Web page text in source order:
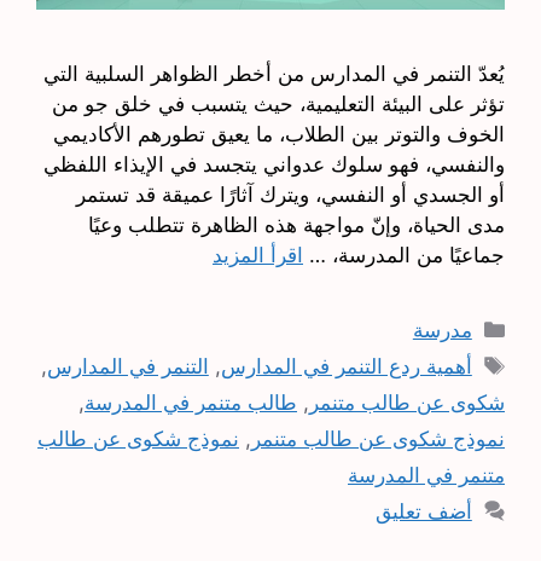
يُعدّ التنمر في المدارس من أخطر الظواهر السلبية التي
تؤثر على البيئة التعليمية، حيث يتسبب في خلق جو من
الخوف والتوتر بين الطلاب، ما يعيق تطورهم الأكاديمي
والنفسي، فهو سلوك عدواني يتجسد في الإيذاء اللفظي
أو الجسدي أو النفسي، ويترك آثارًا عميقة قد تستمر
مدى الحياة، وإنّ مواجهة هذه الظاهرة تتطلب وعيًا
جماعيًا من المدرسة، … اقرأ المزيد
التصنيفات
مدرسة
الوسوم
أهمية ردع التنمر في المدارس, التنمر في المدارس,
شكوى عن طالب متنمر , طالب متنمر في المدرسة,
نموذج شكوى عن طالب متنمر , نموذج شكوى عن طالب
متنمر في المدرسة
أضف تعليق